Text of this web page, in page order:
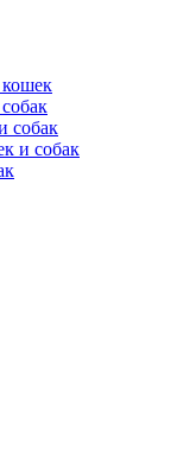
кошек
собак
и собак